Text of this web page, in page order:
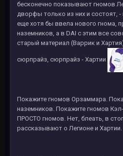
бесконечно показывают гномов
дворфы только из них и состоят, -
еще хотя бы ввела нового гнома,
наземников, а в DAI с этим все
старый материал (Варрик и
сюрпрайз, сюрпрайз - Хартии
Покажите гномов Орзаммара.
наземников. Покажите гномов
ПРОСТО гномов. Нет, блеать, в
рассказывают о Легионе и Хартии.